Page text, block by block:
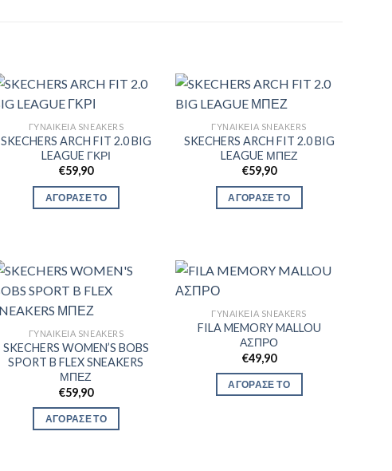
ΓΥΝΑΙΚΕΊΑ SNEAKERS
SKECHERS ARCH FIT 2.0 BIG
LEAGUE ΓΚΡΙ
€59,90
ΑΓΟΡΑΣΕ ΤΟ
ΓΥΝΑΙΚΕΊΑ SNEAKERS
SKECHERS ARCH FIT 2.0 BIG
LEAGUE ΜΠΕΖ
€59,90
ΑΓΟΡΑΣΕ ΤΟ
ΓΥΝΑΙΚΕΊΑ SNEAKERS
SKECHERS WOMEN’S BOBS
SPORT B FLEX SNEAKERS
ΜΠΕΖ
€59,90
ΑΓΟΡΑΣΕ ΤΟ
ΓΥΝΑΙΚΕΊΑ SNEAKERS
FILA MEMORY MALLOU
ΑΣΠΡΟ
€49,90
ΑΓΟΡΑΣΕ ΤΟ